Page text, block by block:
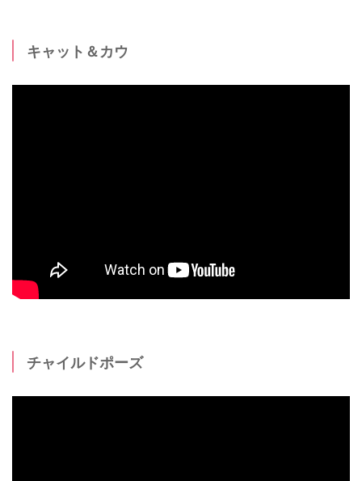
キャット＆カウ
チャイルドポーズ